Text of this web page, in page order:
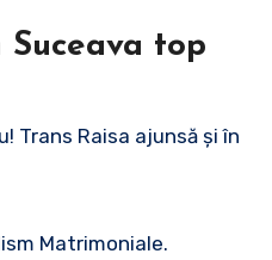
top
Matrimoniale.